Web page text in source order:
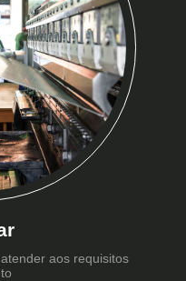
aos requisitos